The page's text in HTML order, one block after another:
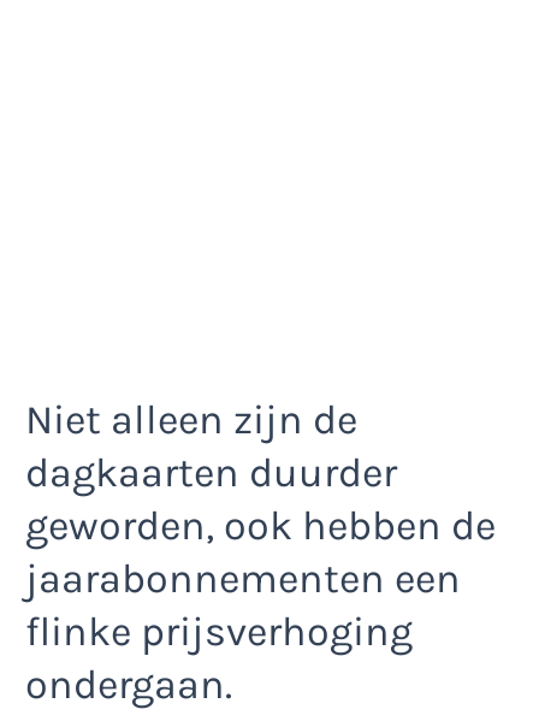
Niet alleen zijn de
dagkaarten duurder
geworden, ook hebben de
jaarabonnementen een
flinke prijsverhoging
ondergaan.